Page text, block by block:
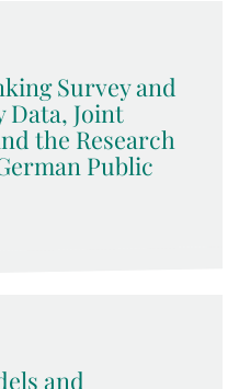
Survey and
Data, Joint
the Research
Public
and